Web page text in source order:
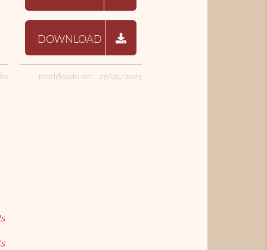
DOWNLOAD
modificado em: 27/05/2023